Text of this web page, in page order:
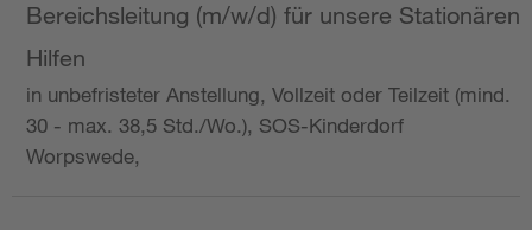
Bereichsleitung (m/w/d) für unsere Stationären
Hilfen
in unbefristeter Anstellung, Vollzeit oder Teilzeit (mind.
30 - max. 38,5 Std./Wo.), SOS-Kinderdorf
Worpswede,